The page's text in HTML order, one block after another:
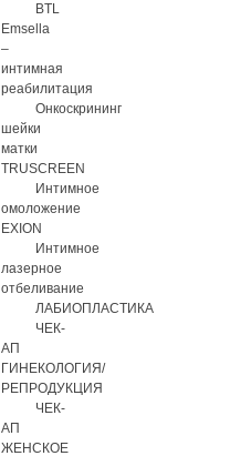
BTL
Emsella
–
интимная
реабилитация
Онкоскрининг
шейки
матки
TRUSCREEN
Интимное
омоложение
EXION
Интимное
лазерное
отбеливание
ЛАБИОПЛАСТИКА
ЧЕК-
АП
ГИНЕКОЛОГИЯ/
РЕПРОДУКЦИЯ
ЧЕК-
АП
ЖЕНСКОЕ